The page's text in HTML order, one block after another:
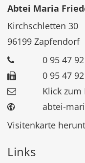
Abtei Maria
Kirchschletten 30
96199 Zapfendorf
0 95 47
0 95 47
Klick zum
abtei-
Visitenkarte
Links